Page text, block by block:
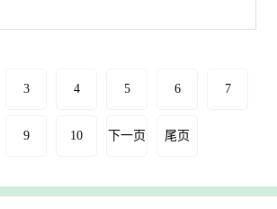
3 4 5 6 7
9 10 下一页 尾页